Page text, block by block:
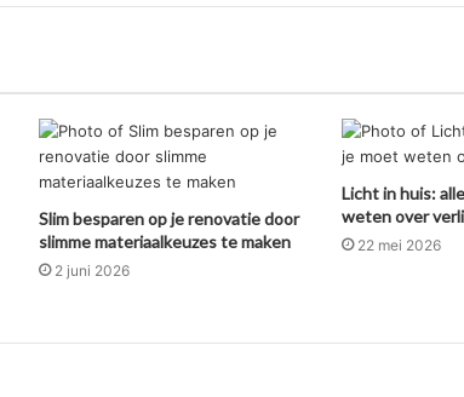
Slim besparen op je renovatie door
slimme materiaalkeuzes te maken
2 juni 2026
Licht in huis:
weten over
22 mei 2026